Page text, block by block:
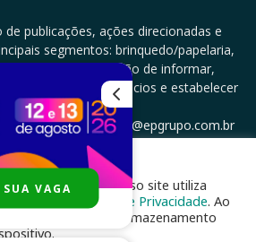
publicações, ações direcionadas e
segmentos: brinquedo/papelaria,
a três com a missão de informar,
encontro de negócios e estabelecer
parcerias.
- atendimento@epgrupo.com.br
SIGA-NOS
e navegação, nosso site utiliza
a nossa
Política de Privacidade. Ao
concorda com o armazenamento
VAGA